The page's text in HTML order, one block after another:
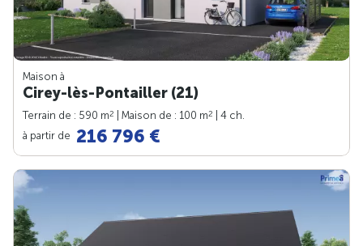
Maison à
Cirey-lès-Pontailler (21)
Terrain de : 590 m2 | Maison de : 100 m2
| 4 ch.
à partir de 216 796 €